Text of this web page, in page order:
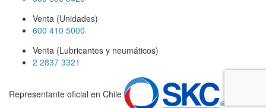
Venta (Unidades)
600 410 5000
Venta (Lubricantes y neumáticos)
2 2837 3321
Representante oficial en Chile